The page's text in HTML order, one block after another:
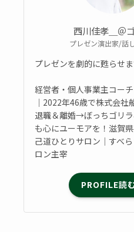
西川佳孝＿＠
プレゼン演出家/話
プレゼンを劇的に甦らせ
経営者・個人事業主コーチ
｜2022年46歳で株式会社
退職＆離婚→ぼっちゴリ
も心にユーモアを！滋賀
己道ひとりサロン｜すべ
ロン主宰
PROFILE読